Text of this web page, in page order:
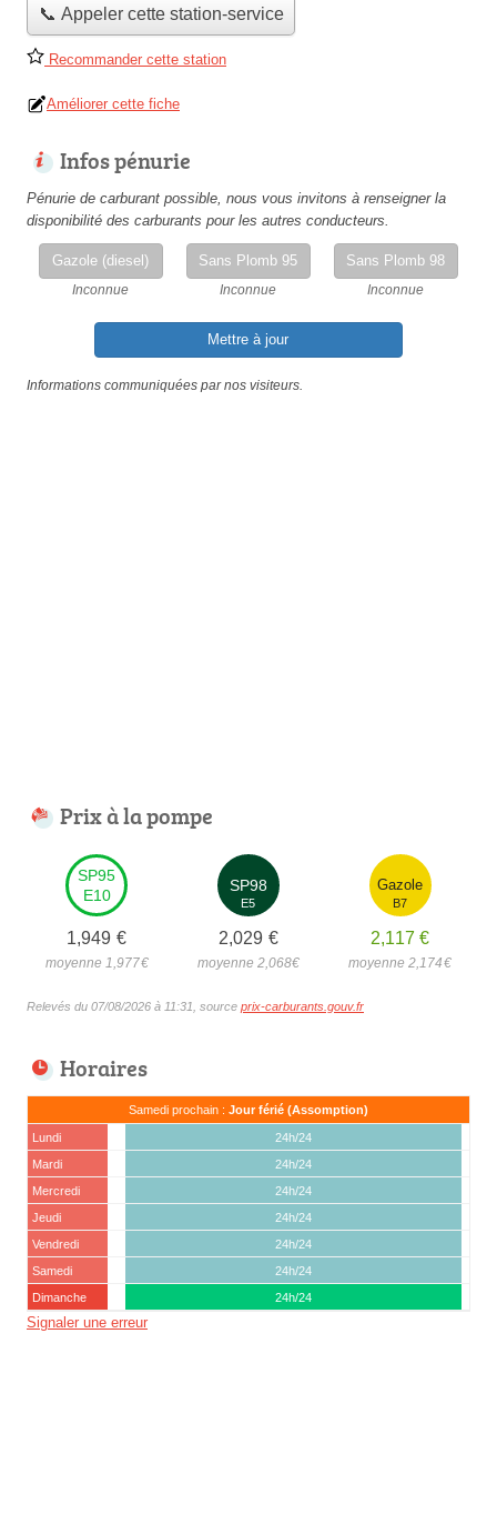
📞 Appeler cette station-service
Recommander cette station
Améliorer cette fiche
Infos pénurie
Pénurie de carburant possible, nous vous invitons à renseigner la
disponibilité des carburants pour les autres conducteurs.
Gazole (diesel)
Inconnue
Sans Plomb 95
Inconnue
Sans Plomb 98
Inconnue
Mettre à jour
Informations communiquées par nos visiteurs.
Prix à la pompe
SP95
E10
1,949 €
moyenne 1,977€
SP98
E5
2,029 €
moyenne 2,068€
Gazole
B7
2,117 €
moyenne 2,174€
Relevés du 07/08/2026 à 11:31, source prix-carburants.gouv.fr
Horaires
Samedi prochain : Jour férié (Assomption)
Lundi
24h/24
Mardi
24h/24
Mercredi
24h/24
Jeudi
24h/24
Vendredi
24h/24
Samedi
24h/24
Dimanche
24h/24
Signaler une erreur